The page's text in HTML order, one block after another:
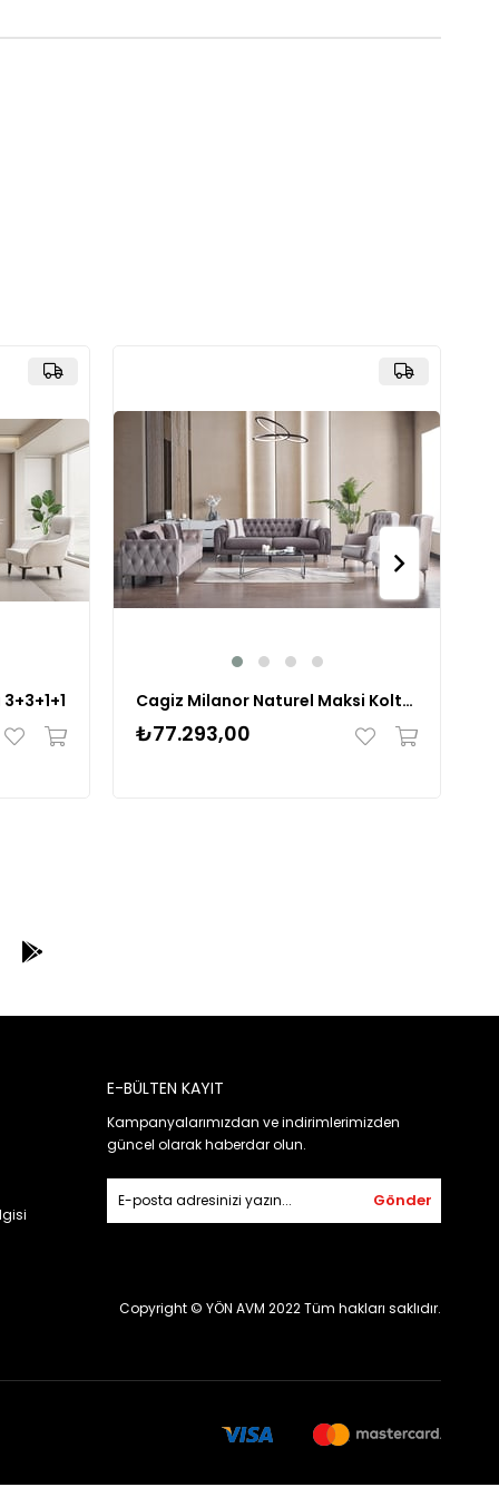
Cagiz Milanor Naturel Maksi Koltuk Takımı 3+3+1+1
₺77.293,00
E-BÜLTEN KAYIT
Kampanyalarımızdan ve indirimlerimizden
güncel olarak haberdar olun.
Gönder
Copyright © YÖN AVM 2022 Tüm hakları saklıdır.